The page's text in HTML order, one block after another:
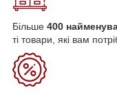
Більше 400
ті товари, які вам